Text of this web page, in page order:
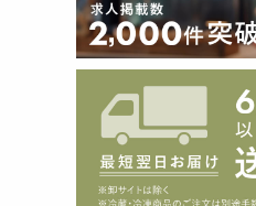
<セット内容>
風味)1袋(30g)、ペンチョコ(チ
本、モルトパフ1袋(5g)、にく
パースティック10本、ラッピ
タイ×10セット分)、分かりや
【モールド】材質:ポリエチ